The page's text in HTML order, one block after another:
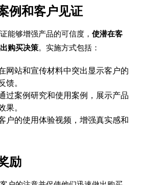
例和客户见证
能够增强产品的可信度，使潜在客
购买决策。实施方式包括：
网站和宣传材料中突出显示客户的
馈。
过案例研究和使用案例，展示产品
果。
户的使用体验视频，增强真实感和
励